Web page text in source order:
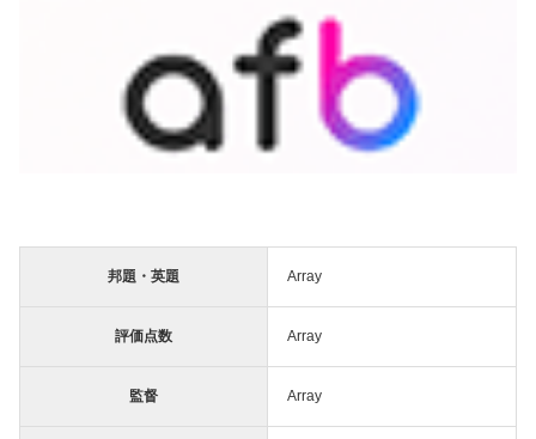
邦題・英題 Array
評価点数 Array
監督 Array